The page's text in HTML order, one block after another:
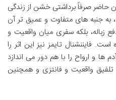
حاضر صرفاً برداشتی خشن از زندگی
به جنبه های متفاوت و عمیق تر آن
زباله، بلکه سفری میان واقعیت و
فایننشنال تایمز نیز این اثر را
ها و ارواح را با هم دور می اندازد
واقعیت و فانتزی و همچنین